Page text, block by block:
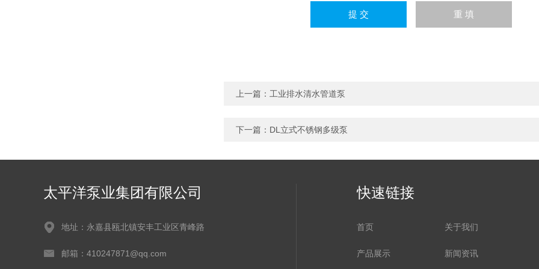
上一篇： 工业排水清水管道泵
下一篇： DL立式不锈钢多级泵
太平洋泵业集团有限公司
地址：永嘉县瓯北镇安丰工业区青峰路
邮箱：410247871@qq.com
快速链接
首页 关于我们
产品展示 新闻资讯